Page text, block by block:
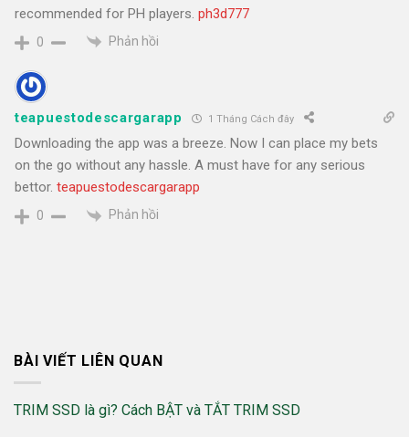
recommended for PH players. ph3d777
0 Phản hồi
teapuestodescargarapp 1 Tháng Cách đây
Downloading the app was a breeze. Now I can place my bets
on the go without any hassle. A must have for any serious
bettor. teapuestodescargarapp
0 Phản hồi
BÀI VIẾT LIÊN QUAN
TRIM SSD là gì? Cách BẬT và TẮT TRIM SSD